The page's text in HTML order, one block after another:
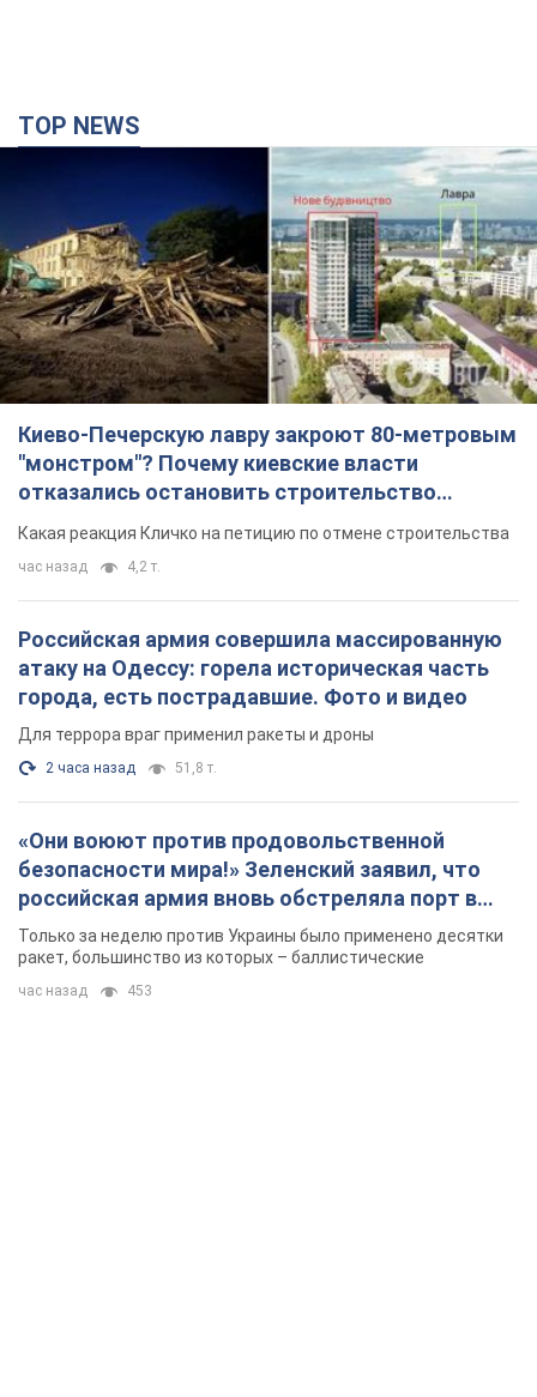
TOP NEWS
Киево-Печерскую лавру закроют 80-метровым
"монстром"? Почему киевские власти
отказались остановить строительство
небоскреба "московского верующего"
Какая реакция Кличко на петицию по отмене строительства
час назад 4,2 т.
Российская армия совершила массированную
атаку на Одессу: горела историческая часть
города, есть пострадавшие. Фото и видео
Для террора враг применил ракеты и дроны
2 часа назад 51,8 т.
«Они воюют против продовольственной
безопасности мира!» Зеленский заявил, что
российская армия вновь обстреляла порт в
Одессе
Только за неделю против Украины было применено десятки
ракет, большинство из которых – баллистические
час назад 453